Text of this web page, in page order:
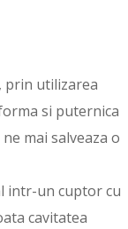
prin utilizarea
si puternica
mai salveaza o
intr-un cuptor cu
cavitatea